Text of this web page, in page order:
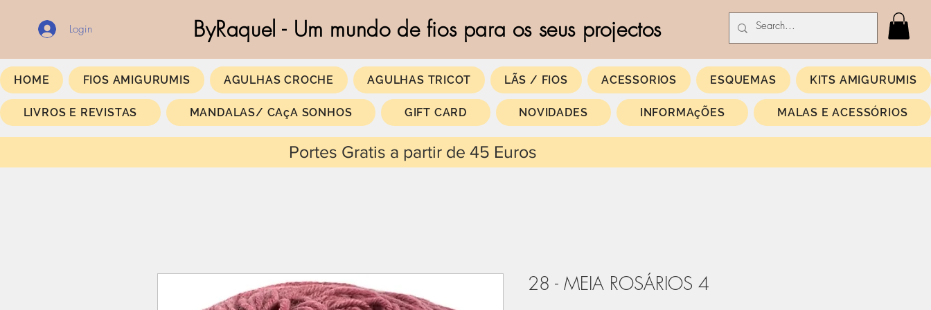
Login ByRaquel - Um mundo de fios para os seus projectos
HOME FIOS AMIGURUMIS AGULHAS CROCHE AGULHAS TRICOT LÃS / FIOS ACESSORIOS ESQUEMAS KITS AMIGURUMIS
LIVROS E REVISTAS MANDALAS/ CAçA SONHOS GIFT CARD NOVIDADES INFORMAçÕES MALAS E ACESSÓRIOS
Portes Gratis a partir de 45 Euros
28 - MEIA ROSÁRIOS 4